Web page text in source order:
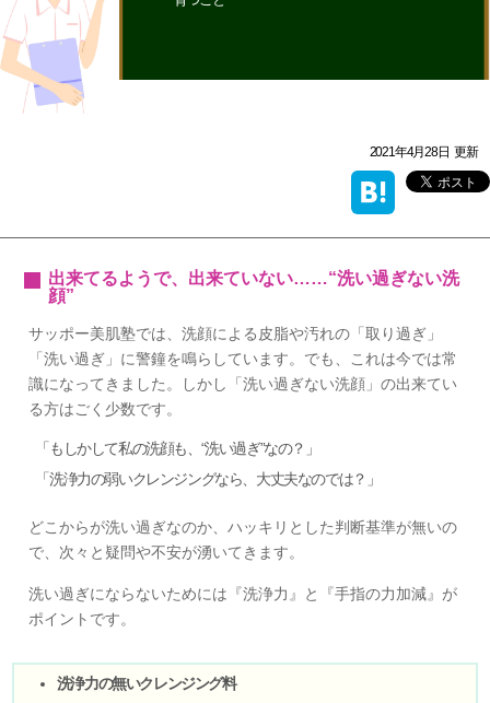
2021年4月28日 更新
出来てるようで、出来ていない……“洗い過ぎない洗
顔”
サッポー美肌塾では、洗顔による皮脂や汚れの「取り過ぎ」
「洗い過ぎ」に警鐘を鳴らしています。でも、これは今では常
識になってきました。しかし「洗い過ぎない洗顔」の出来てい
る方はごく少数です。
「もしかして私の洗顔も、“洗い過ぎ”なの？」
「洗浄力の弱いクレンジングなら、大丈夫なのでは？」
どこからが洗い過ぎなのか、ハッキリとした判断基準が無いの
で、次々と疑問や不安が湧いてきます。
洗い過ぎにならないためには『洗浄力』と『手指の力加減』が
ポイントです。
洗浄力の無いクレンジング料